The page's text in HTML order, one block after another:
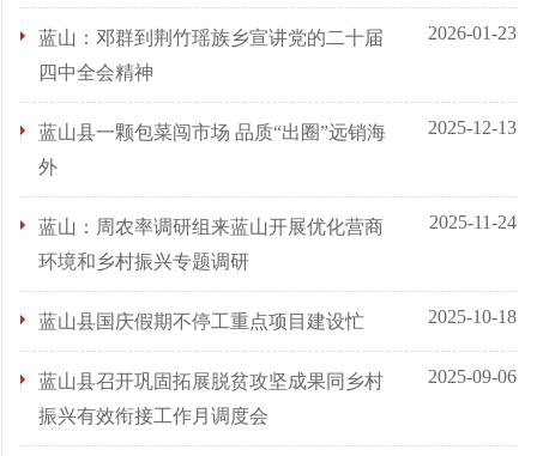
蓝山：邓群到荆竹瑶族乡宣讲党的二十届
四中全会精神
2026-01-23
蓝山县一颗包菜闯市场 品质“出圈”远销海
外
2025-12-13
蓝山：周农率调研组来蓝山开展优化营商
环境和乡村振兴专题调研
2025-11-24
蓝山县国庆假期不停工重点项目建设忙 2025-10-18
蓝山县召开巩固拓展脱贫攻坚成果同乡村
振兴有效衔接工作月调度会
2025-09-06